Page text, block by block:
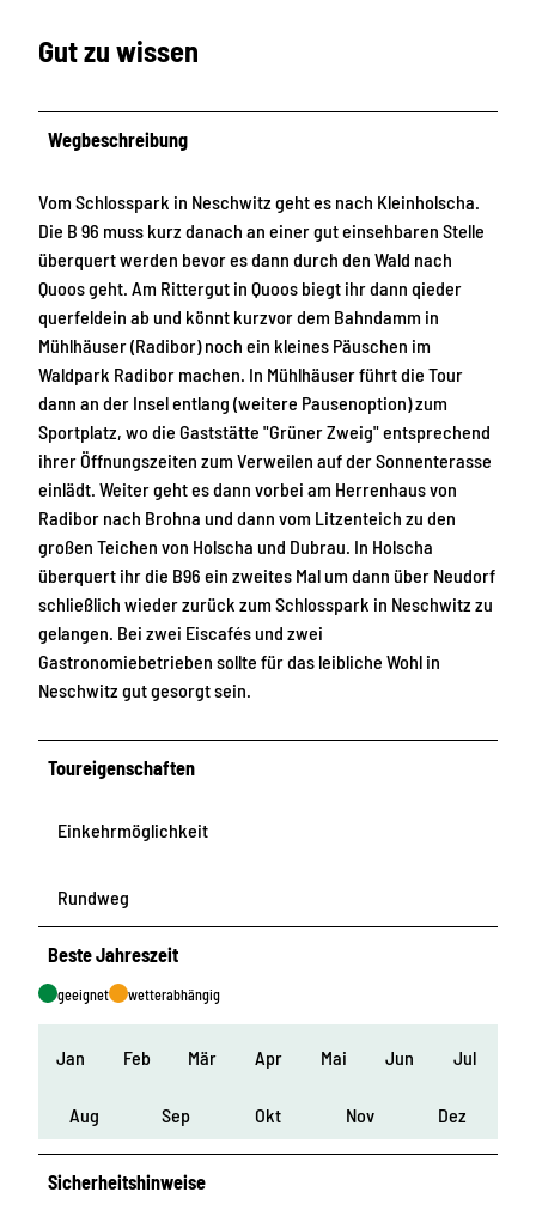
Gut zu wissen
Wegbeschreibung
Vom Schlosspark in Neschwitz geht es nach Kleinholscha.
Die B 96 muss kurz danach an einer gut einsehbaren Stelle
überquert werden bevor es dann durch den Wald nach
Quoos geht. Am Rittergut in Quoos biegt ihr dann qieder
querfeldein ab und könnt kurzvor dem Bahndamm in
Mühlhäuser (Radibor) noch ein kleines Päuschen im
Waldpark Radibor machen. In Mühlhäuser führt die Tour
dann an der Insel entlang (weitere Pausenoption) zum
Sportplatz, wo die Gaststätte "Grüner Zweig" entsprechend
ihrer Öffnungszeiten zum Verweilen auf der Sonnenterasse
einlädt. Weiter geht es dann vorbei am Herrenhaus von
Radibor nach Brohna und dann vom Litzenteich zu den
großen Teichen von Holscha und Dubrau. In Holscha
überquert ihr die B96 ein zweites Mal um dann über Neudorf
schließlich wieder zurück zum Schlosspark in Neschwitz zu
gelangen. Bei zwei Eiscafés und zwei
Gastronomiebetrieben sollte für das leibliche Wohl in
Neschwitz gut gesorgt sein.
Toureigenschaften
Einkehrmöglichkeit
Rundweg
Beste Jahreszeit
geeignet wetterabhängig
Jan Feb Mär Apr Mai Jun Jul
Aug Sep Okt Nov Dez
Sicherheitshinweise